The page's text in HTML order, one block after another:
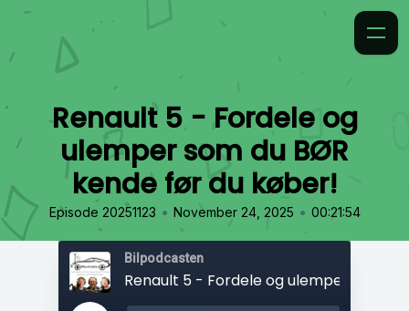
Renault 5 - Fordele og
ulemper som du BØR
kende før du køber!
Episode 20251123 • November 24, 2025 • 00:21:54
Bilpodcasten